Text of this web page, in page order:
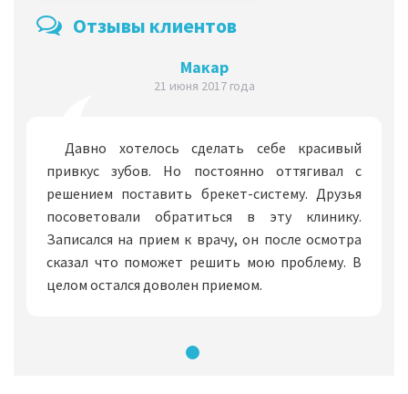
Отзывы клиентов
Макар
21 июня 2017 года
Давно хотелось сделать себе красивый
привкус зубов. Но постоянно оттягивал с
решением поставить брекет-систему. Друзья
посоветовали обратиться в эту клинику.
Записался на прием к врачу, он после осмотра
сказал что поможет решить мою проблему. В
целом остался доволен приемом.